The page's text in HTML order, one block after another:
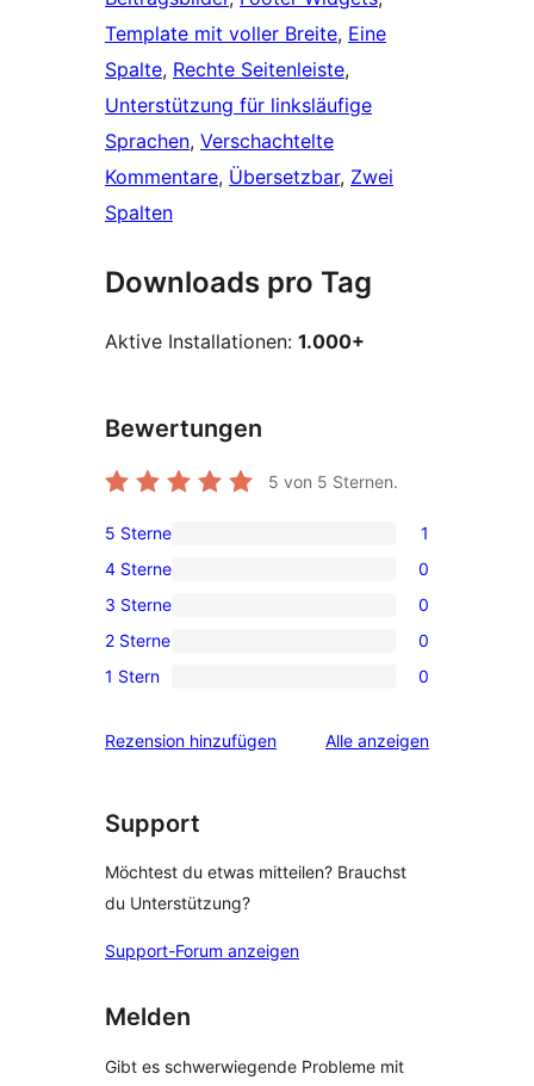
Template mit voller Breite, Eine
Spalte, Rechte Seitenleiste
Unterstützung für linksläufige
Sprachen, Verschachtelte
Kommentare, Übersetzbar, Zwei
Spalten
Downloads pro Tag
Aktive Installationen: 1.000+
Bewertungen
5 von 5 Sternen.
1 5-
Sterne-
Rezension
5 Sterne 1
0 4-
Sterne-
Rezensionen
4 Sterne 0
0 3-
Sterne-
Rezensionen
3 Sterne 0
0 2-
Sterne-
2 Sterne 0
0 1-
Rezensionen
1 Stern 0
Rezension hinzufügen Alle Rezensionen
anzeigen
Support
Möchtest du etwas mitteilen? Brauchst
du Unterstützung?
Support-Forum anzeigen
Melden
Gibt es schwerwiegende Probleme mit